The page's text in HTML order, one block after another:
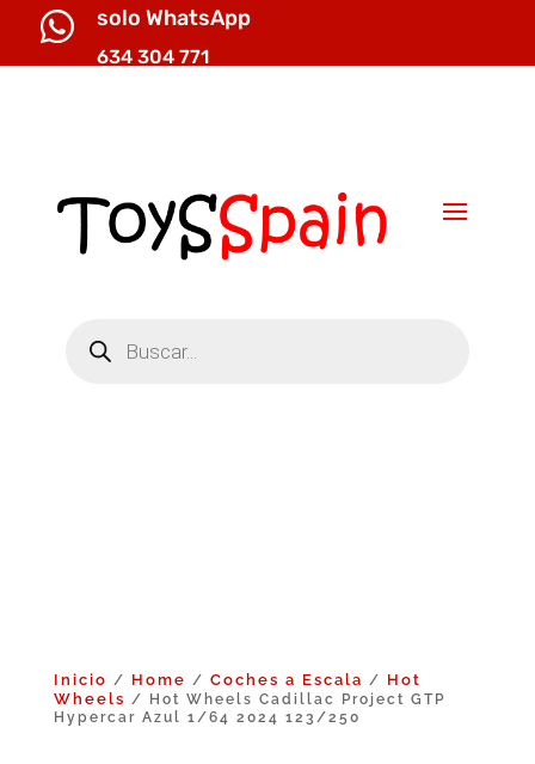
 solo WhatsApp
634 304 771
productos
Inicio / Home / Coches a Escala / Hot
Wheels / Hot Wheels Cadillac Project GTP
Hypercar Azul 1/64 2024 123/250